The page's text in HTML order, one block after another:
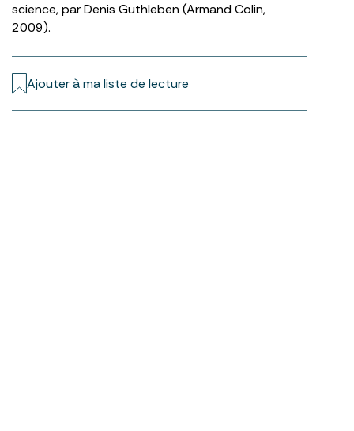
science, par Denis Guthleben (Armand Colin,
2009).
Ajouter à ma liste de lecture